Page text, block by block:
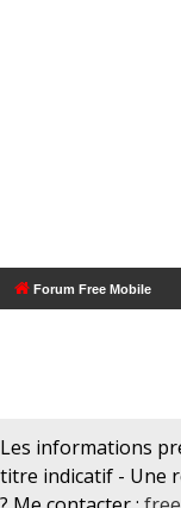
Forum Free Mobile
Les informations
titre indicatif - Une